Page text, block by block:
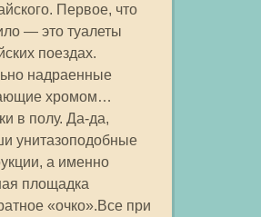
Первое, что
— это туалеты
поездах.
надраенные
хромом…
в полу. Да-да,
унитазоподобные
а именно
площадка
«очко».Все при